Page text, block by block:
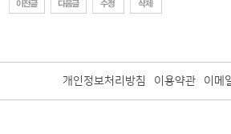
개인정보처리방침 이용약관 이메